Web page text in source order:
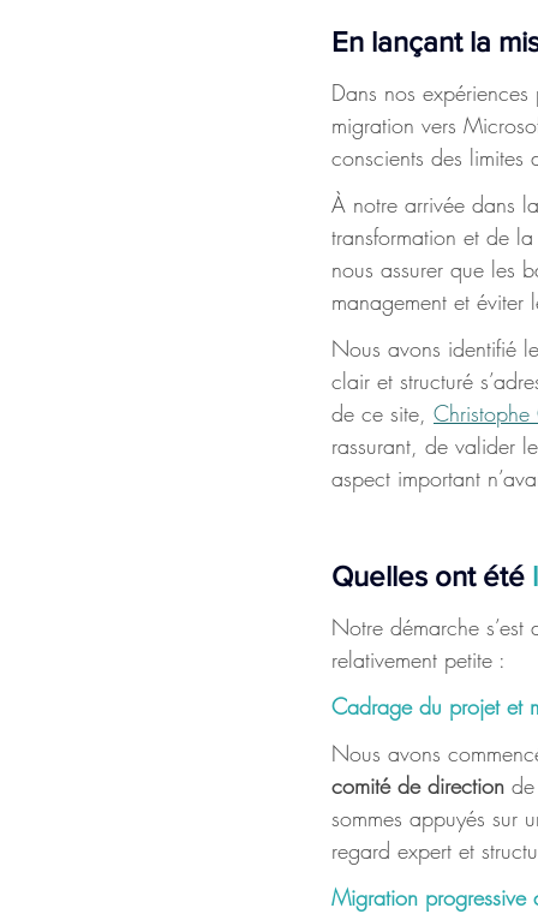
En lançant la
Dans nos
migration vers
conscients des limites
À notre arrivée dans
transformation et de
nous assurer que les
management et éviter
Nous avons identifié
clair et structuré
de ce site,
rassurant, de valider
aspect important
Quelles ont été
Notre démarche
relativement petite :
Cadrage du projet et
Nous avons
comité de direction
sommes appuyés sur
regard expert et
Migration progressive